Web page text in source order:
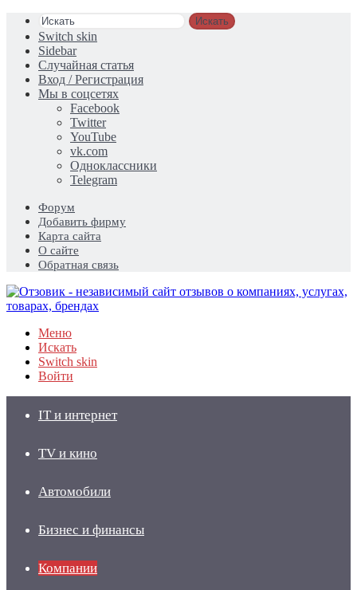
Искать
Switch skin
Sidebar
Случайная статья
Вход / Регистрация
Мы в соцсетях
Facebook
Twitter
YouTube
vk.com
Одноклассники
Telegram
Форум
Добавить фирму
Карта сайта
О сайте
Обратная связь
Меню
Искать
Switch skin
Войти
IT и интернет
TV и кино
Автомобили
Бизнес и финансы
Компании